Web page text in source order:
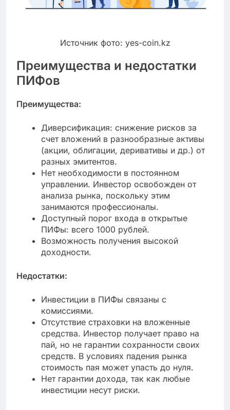
Источник фото: yes-coin.kz
Преимущества и недостатки
ПИФов
Преимущества:
Диверсификация: снижение рисков за
счет вложений в разнообразные активы
(акции, облигации, деривативы и др.) от
разных эмитентов.
Нет необходимости в постоянном
управлении. Инвестор освобожден от
анализа рынка, поскольку этим
занимаются профессионалы.
Доступный порог входа в открытые
ПИФы: всего 1000 рублей.
Возможность получения высокой
доходности.
Недостатки:
Инвестиции в ПИФы связаны с
комиссиями.
Отсутствие страховки на вложенные
средства. Инвестор получает право на
пай, но не гарантии сохранности своих
средств. В условиях падения рынка
стоимость пая может упасть до нуля.
Нет гарантии дохода, так как любые
инвестиции несут риски.